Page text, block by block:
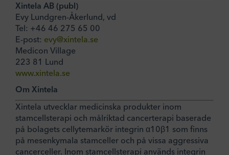
Xintela AB (publ)
Evy Lundgren-Åkerlund, vd
Tel: +46 46 275 65 00
E-post: evy@xintela.se
Medicon Village
223 81 Lund
www.xintela.se
Om Xintela
Xintela utvecklar medicinska produkter inom
stamcellsterapi och målriktad cancerterapi baserade
på bolagets cellytemarkör integrin α10β1 som finns
på mesenkymala stamceller och på vissa aggressiva
cancerceller. Inom stamcellsterapi används integrin